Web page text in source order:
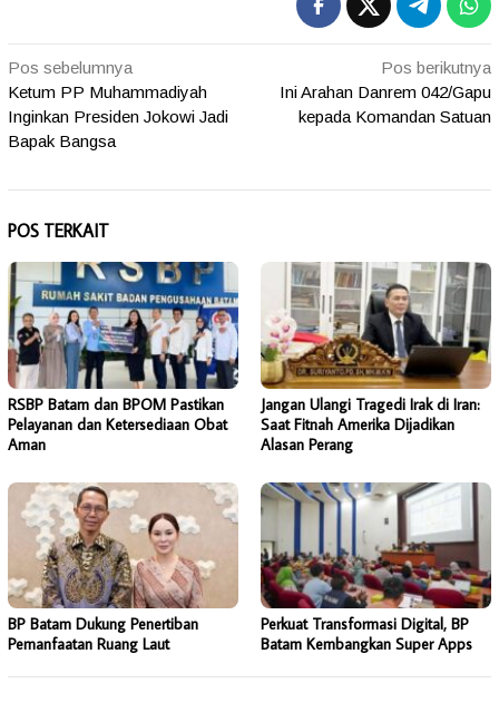
Navigasi
pos
Pos sebelumnya
Ketum PP Muhammadiyah
Inginkan Presiden Jokowi Jadi
Bapak Bangsa
Pos berikutnya
Ini Arahan Danrem 042/Gapu
kepada Komandan Satuan
POS TERKAIT
RSBP Batam dan BPOM Pastikan
Pelayanan dan Ketersediaan Obat
Aman
Jangan Ulangi Tragedi Irak di Iran:
Saat Fitnah Amerika Dijadikan
Alasan Perang
BP Batam Dukung Penertiban
Pemanfaatan Ruang Laut
Perkuat Transformasi Digital, BP
Batam Kembangkan Super Apps